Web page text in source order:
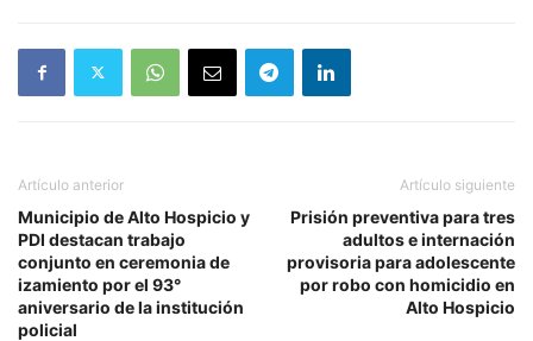
Artículo anterior
Municipio de Alto Hospicio y
PDI destacan trabajo
conjunto en ceremonia de
izamiento por el 93°
aniversario de la institución
policial
Artículo siguiente
Prisión preventiva para tres
adultos e internación
provisoria para adolescente
por robo con homicidio en
Alto Hospicio